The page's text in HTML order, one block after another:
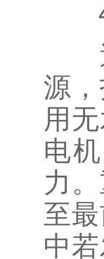
4
送
源
用
电
力
至
中